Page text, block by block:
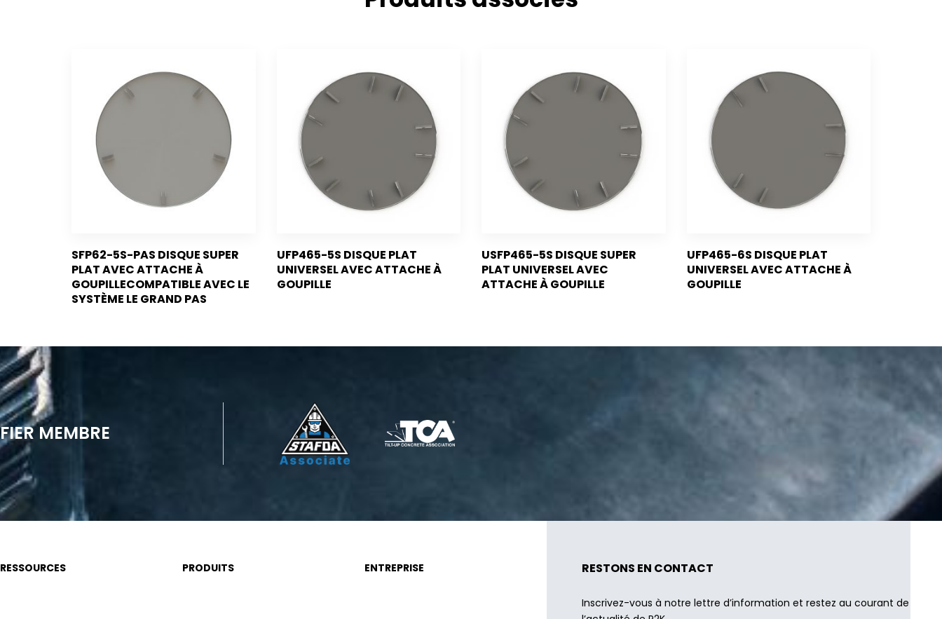
SFP62-5S-PAS DISQUE SUPER
PLAT AVEC ATTACHE À
GOUPILLECOMPATIBLE AVEC LE
SYSTÈME LE GRAND PAS
UFP465-5S DISQUE PLAT
UNIVERSEL AVEC ATTACHE À
GOUPILLE
USFP465-5S DISQUE SUPER
PLAT UNIVERSEL AVEC
ATTACHE À GOUPILLE
UFP465-6S DISQUE PLAT
UNIVERSEL AVEC ATTACHE À
GOUPILLE
FIER MEMBRE
RESSOURCES PRODUITS ENTREPRISE RESTONS EN CONTACT
Inscrivez-vous à notre lettre d’information et restez au courant de